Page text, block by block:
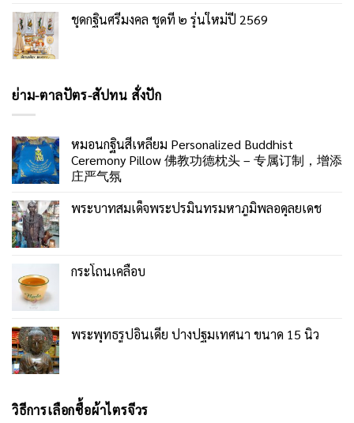
ชุดกฐินศรีมงคล ชุดที่ ๒ รุ่นใหม่ปี 2569
ย่าม-ตาลปัตร-สัปทน สั่งปัก
หมอนกฐินสี่เหลี่ยม Personalized Buddhist
Ceremony Pillow 佛教功德枕头 – 专属订制，增添
庄严气氛
พระบาทสมเด็จพระปรมินทรมหาภูมิพลอดุลยเดช
กระโถนเคลือบ
พระพุทธรูปอินเดีย ปางปฐมเทศนา ขนาด 15 นิ้ว
วิธีการเลือกซื้อผ้าไตรจีวร